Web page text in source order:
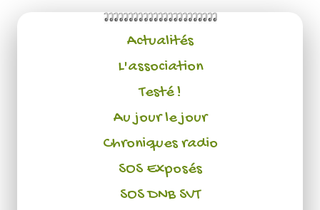
Actualités
L'association
Testé !
Au jour le jour
Chroniques radio
SOS Exposés
SOS DNB SVT